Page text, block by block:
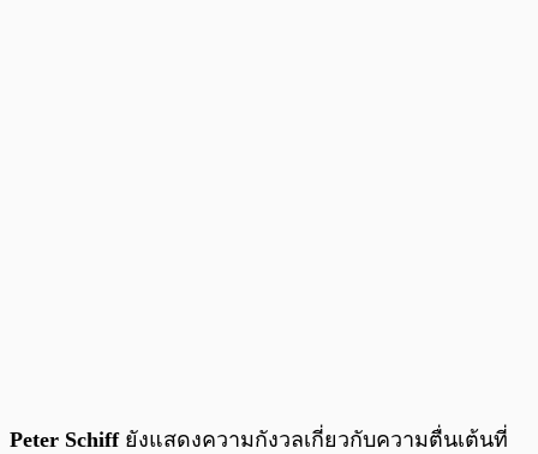
Peter Schiff ยังแสดงความกังวลเกี่ยวกับความตื่นเต้นที่